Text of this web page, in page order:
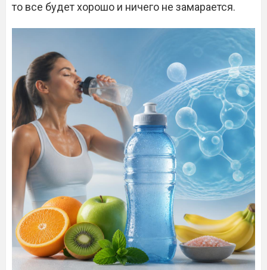
то все будет хорошо и ничего не замарается.